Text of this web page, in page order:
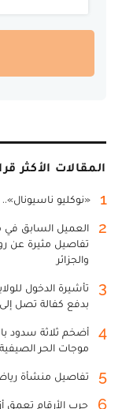
المقالات الأكثر
1 «نوكليو ناسيونال»..
2
العميل السابق
تفاصيل مثيرة عن
والجزائر
3
بدفع كفالة تصل إلى 20 ألف دولار
4
أضخم ثلاثة سدود
موجات الحر
5 تفاصيل منشأة
6
حرب الأرقام تعمق